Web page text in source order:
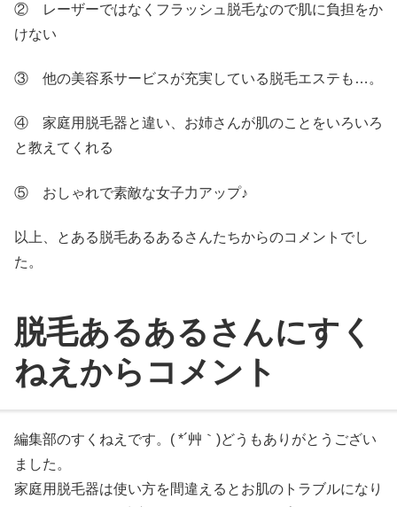
② レーザーではなくフラッシュ脱毛なので肌に負担をか
けない
③ 他の美容系サービスが充実している脱毛エステも…。
④ 家庭用脱毛器と違い、お姉さんが肌のことをいろいろ
と教えてくれる
⑤ おしゃれで素敵な女子力アップ♪
以上、とある脱毛あるあるさんたちからのコメントでし
た。
脱毛あるあるさんにすく
ねえからコメント
編集部のすくねえです。( *´艸｀)どうもありがとうござい
ました。
家庭用脱毛器は使い方を間違えるとお肌のトラブルになり